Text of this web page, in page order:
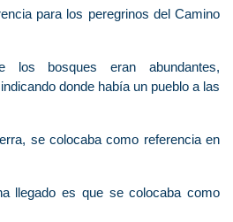
para los peregrinos del Camino
los bosques eran abundantes,
donde había un pueblo a las
se colocaba como referencia en
llegado es que se colocaba como